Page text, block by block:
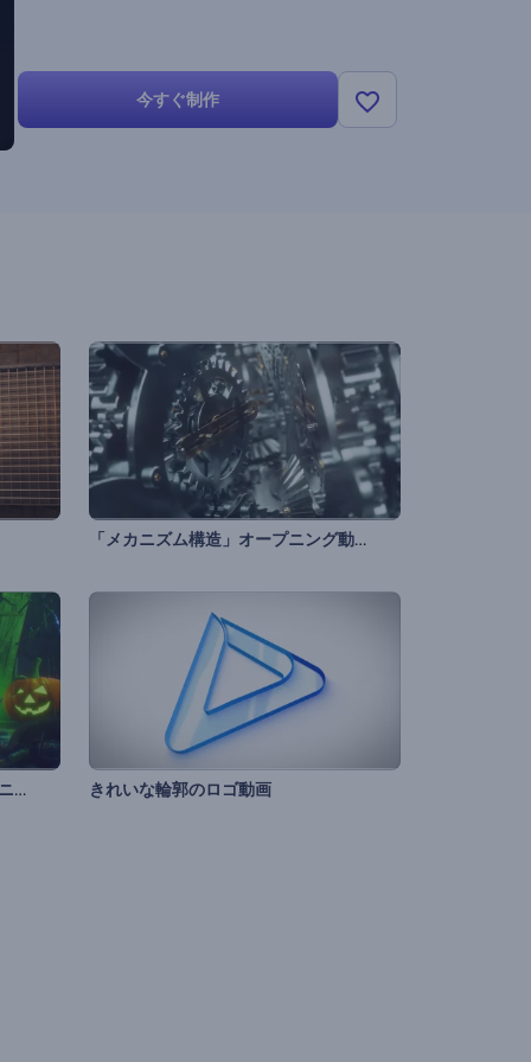
今すぐ制作
「メカニズム構造」オープニング動画
ハロウィン・ナイトメアのオープニング動画 きれいな輪郭のロゴ動画